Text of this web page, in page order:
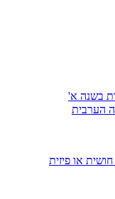
בשנה א'
הערבית
או פיזית